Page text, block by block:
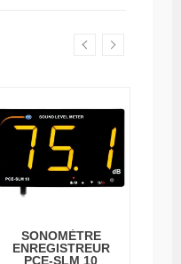
SONOMÈTRE
ENREGISTREUR
PCE-SLM 10